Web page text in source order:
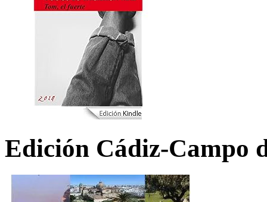
Edición Cádiz-Campo